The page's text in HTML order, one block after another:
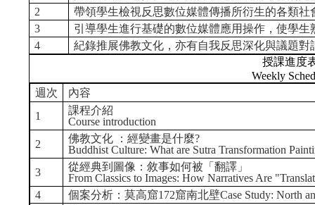
2
帶領學生檢視反思數位媒體傳播所衍生的各類
3
引導學生進行基礎的數位媒體應用操作，使學生
4
紀錄推展佛教文化，亦有自我反思深化與議題對
授課進度
Weekly
週次
內容
1
課程介紹
Course introduction
2
佛教文化 ：經變畫是什麼?
Buddhist Culture: What are Sutra Transformation
3
從經典到圖像：敘事如何被「翻譯」
From Classics to Images: How Narratives Are
4
個案分析：莫高窟172窟南北壁Case Study: North